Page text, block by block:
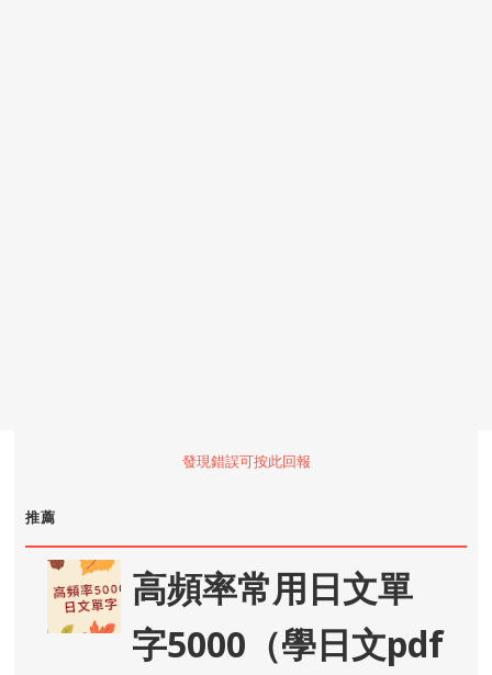
發現錯誤可按此回報
推薦
高頻率常用日文單
字5000（學日文pdf